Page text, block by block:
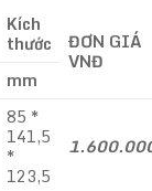
Kích
thước ĐƠN GIÁ
VNĐ
mm
85 *
141,5
*
123,5